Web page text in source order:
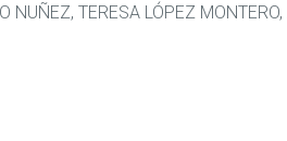
TERESA LÓPEZ